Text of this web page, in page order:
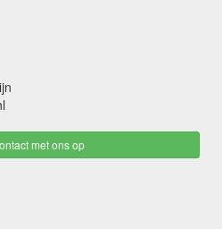
met ons op